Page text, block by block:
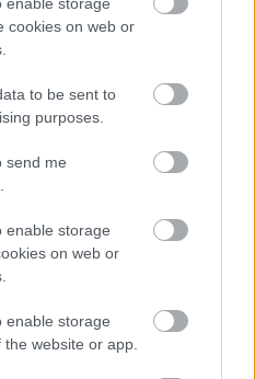
cookies on web or
to be sent to
purposes.
send me
enable storage
on web or
enable storage
website or app.
badsouthland
a Gyalázat